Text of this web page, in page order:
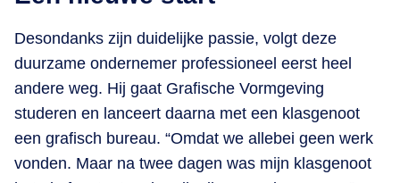
Desondanks zijn duidelijke passie, volgt deze
duurzame ondernemer professioneel eerst heel
andere weg. Hij gaat Grafische Vormgeving
studeren en lanceert daarna met een klasgenoot
een grafisch bureau. “Omdat we allebei geen werk
vonden. Maar na twee dagen was mijn klasgenoot